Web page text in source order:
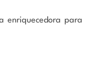
enriquecedora para